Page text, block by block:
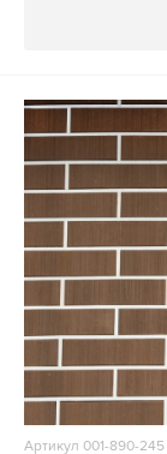
Артикул 001-890-245